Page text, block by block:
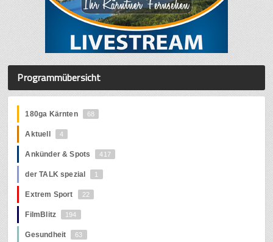
Programmübersicht
180ga Kärnten 68
Aktuell 4
Ankünder & Spots 417
der TALK spezial 1
Extrem Sport 22
FilmBlitz 194
Gesundheit 63